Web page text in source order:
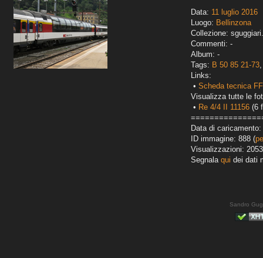
Data: 11 luglio 2016
Luogo: Bellinzona
Collezione:
Commenti: -
Album: -
Tags: B 50 85 21-73
Links:
• Scheda tecnica
Visualizza tutte le
• Re 4/4 II 11156 (6
Data di caricamento:
ID immagine: 888 (
Visualizzazioni: 2053
Segnala qui dei dati
Sandro